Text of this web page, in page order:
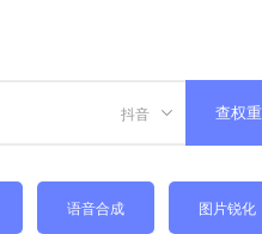
抖音 查权重
语音合成 图片锐化